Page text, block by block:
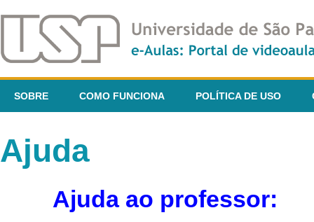
SOBRE COMO FUNCIONA POLÍTICA DE USO
Ajuda
Ajuda ao professor: